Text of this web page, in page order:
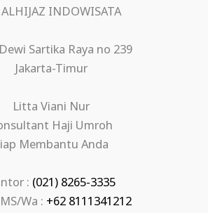
ALHIJAZ INDOWISATA
Sartika Raya no 239
Jakarta-Timur
Litta Viani Nur
Haji Umroh
Membantu Anda
: (021) 8265-3335
Wa : +62 8111341212